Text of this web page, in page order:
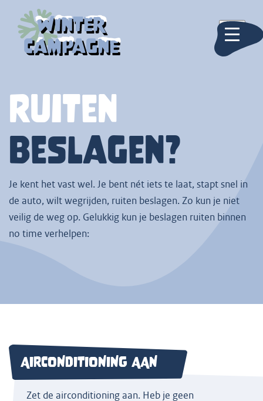
Ruiten
beslagen?
Je kent het vast wel. Je bent nét iets te laat, stapt snel in
de auto, wilt wegrijden, ruiten beslagen. Zo kun je niet
veilig de weg op. Gelukkig kun je beslagen ruiten binnen
no time verhelpen:
AIRCONDITIONING AAN
Zet de airconditioning aan. Heb je geen